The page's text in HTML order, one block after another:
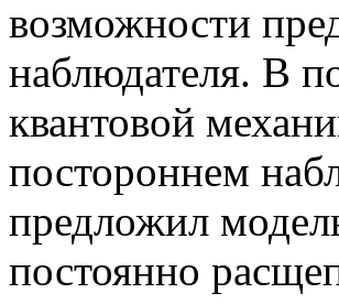
возможности
наблюдателя. В
квантовой
постороннем
предложил
постоянно